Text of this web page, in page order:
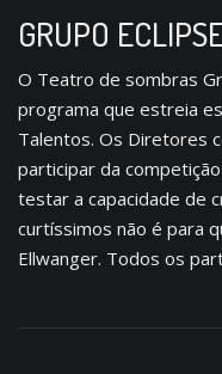
GRUPO
O Teatro de sombras
programa que estreia
Talentos. Os Diretores
participar da
testar a capacidade de
curtíssimos não é para
Ellwanger. Todos os